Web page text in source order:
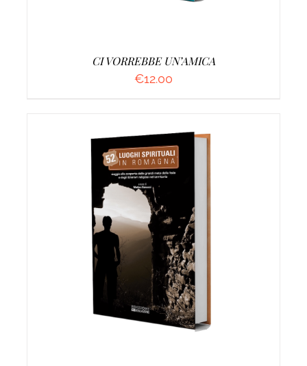
CI VORREBBE UN’AMICA
€12.00
AGGIUNGI AL CARRELLO /